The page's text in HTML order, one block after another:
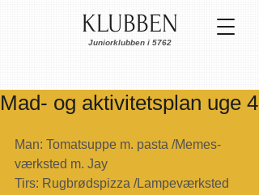
KLUBBEN
Juniorklubben i 5762
Mad- og aktivitetsplan uge 4
Man: Tomatsuppe m. pasta /Memes-
værksted m. Jay
Tirs: Rugbrødspizza /Lampeværksted